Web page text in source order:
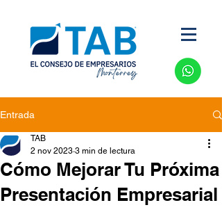
Entrada
Cómo Mejorar Tu Próxima
Presentación Empresarial
TAB
2 nov 2023 3 min de lectura